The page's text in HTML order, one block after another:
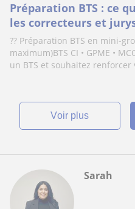
Préparation BTS : ce
les correcteurs et
?? Préparation BTS en mini-
maximum)BTS CI • GPME •
un BTS et souhaitez renforcer
voir plus
Sarah